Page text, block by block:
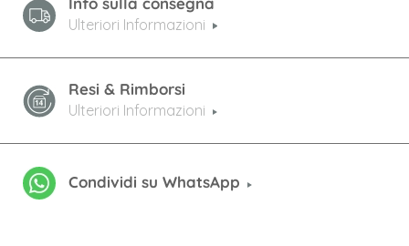
Ulteriori Informazioni
Resi & Rimborsi
Ulteriori Informazioni
Condividi su WhatsApp